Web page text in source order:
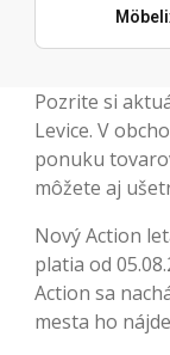
Pozrite si
Levice. V
ponuku
môžete aj
Nový Action
platia od
Action sa
mesta ho